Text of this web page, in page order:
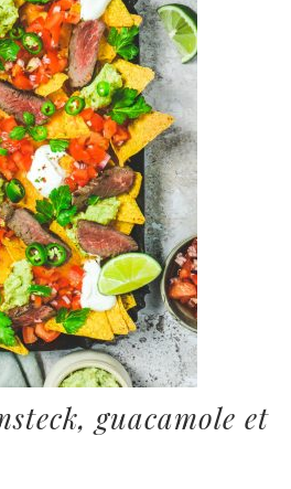
guacamole et